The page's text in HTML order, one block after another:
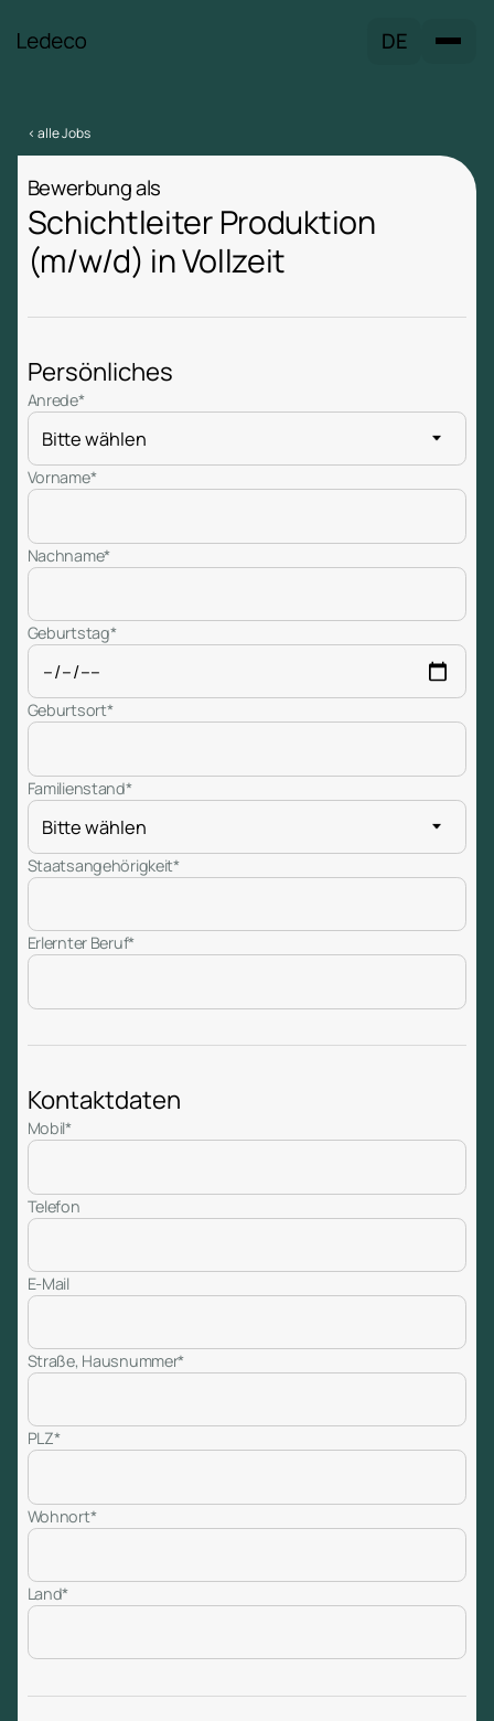
DE
< alle Jobs
Bewerbung als
Schichtleiter Produktion
(m/w/d) in Vollzeit
Persönliches
Anrede*
Vorname*
Nachname*
Geburtstag*
Geburtsort*
Familienstand*
Staatsangehörigkeit*
Erlernter Beruf*
Kontaktdaten
Mobil*
Telefon
E-Mail
Straße, Hausnummer*
PLZ*
Wohnort*
Land*